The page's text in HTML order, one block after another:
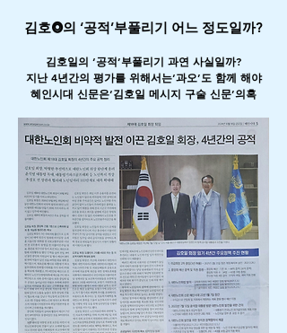
김호⭗의 ‘공적’부풀리기 어느 정도일까?
김호일의 ‘공적’부풀리기 과연 사실일까?
지난 4년간의 평가를 위해서는‘과오’도 함께 해야
혜인시대 신문은‘김호일 메시지 구술 신문’의혹